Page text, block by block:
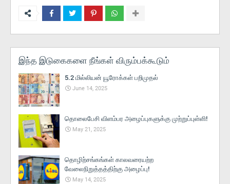
இந்த இடுகைகளை நீங்கள் விரும்பக்கூடும்
5.2 மில்லியன் யூரோக்கள் பறிமுதல்
June 14, 2025
தொலைபேசி விளம்பர அழைப்புகளுக்கு முற்றுப்புள்ளி!
May 21, 2025
தொழிற்சங்கங்கள் காலவரையற்ற
வேலைநிறுத்தத்திற்கு அழைப்பு!
May 14, 2025